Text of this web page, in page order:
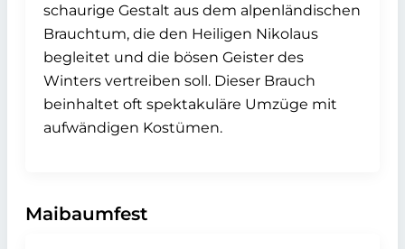
schaurige Gestalt aus dem alpenländischen
Brauchtum, die den Heiligen Nikolaus
begleitet und die bösen Geister des
Winters vertreiben soll. Dieser Brauch
beinhaltet oft spektakuläre Umzüge mit
aufwändigen Kostümen.
Maibaumfest